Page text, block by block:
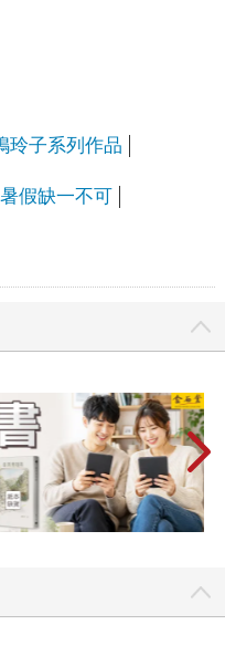
玲子系列作品
假缺一不可